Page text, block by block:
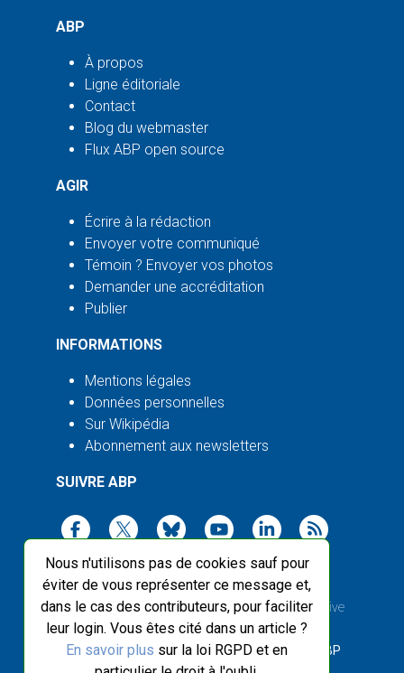
Nous n'utilisons pas de cookies sauf pour
éviter de vous représenter ce message et,
dans le cas des contributeurs, pour faciliter
leur login. Vous êtes cité dans un article ?
En savoir plus sur la loi RGPD et en
ABP
À propos
Ligne éditoriale
Contact
Blog du webmaster
Flux ABP open source
AGIR
Écrire à la rédaction
Envoyer votre communiqué
Témoin ? Envoyer vos photos
Demander une accréditation
Publier
INFORMATIONS
Mentions légales
Données personnelles
Sur Wikipédia
Abonnement aux newsletters
SUIVRE ABP
2003-2026 ©Agence Bretagne Presse, sauf Creative
Commons
Front-end design :Breizhek Studio , Back-end : ABP